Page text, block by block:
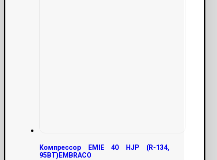
Компрессор EMIE 40 HJP (R-134,
95ВТ)EMBRACO